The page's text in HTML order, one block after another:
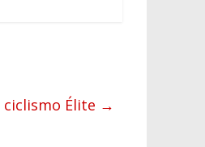
ciclismo Élite →